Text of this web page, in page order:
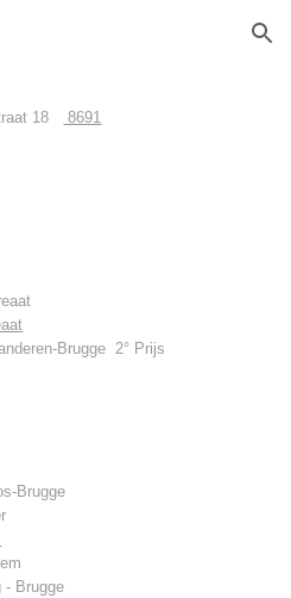
Skip to navigation
18 8691
Brugge 2° Prijs
Brugge
Brugge